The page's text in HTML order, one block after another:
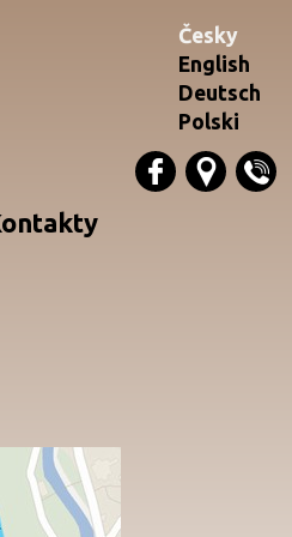
Česky
English
Deutsch
Polski